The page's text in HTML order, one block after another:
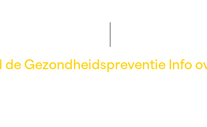
de Gezondheidspreventie Info